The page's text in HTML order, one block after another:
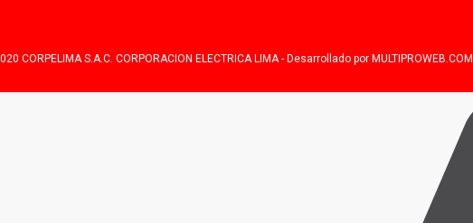
CORPELIMA S.A.C. CORPORACION ELECTRICA LIMA - Desarrollado por MULTIPROWEB.COM